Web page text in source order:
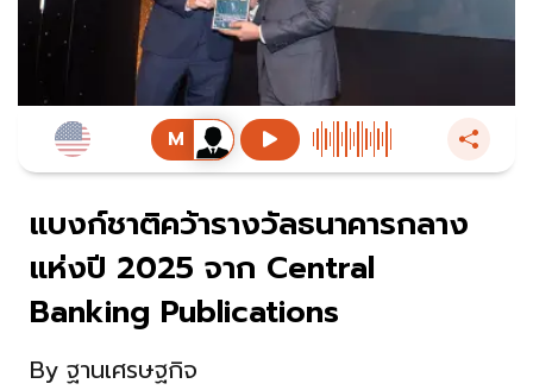
แบงก์ชาติคว้ารางวัลธนาคารกลาง
แห่งปี 2025 จาก Central
Banking Publications
By ฐานเศรษฐกิจ